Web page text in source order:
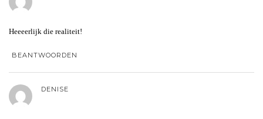
Heeeerlijk die realiteit!
BEANTWOORDEN
DENISE